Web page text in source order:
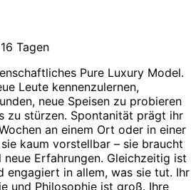
Tagen
Pure Luxury Model.
Leute kennenzulernen,
neue Speisen zu probieren
zu stürzen. Spontanität prägt ihr
an einem Ort oder in einer
kaum vorstellbar – sie braucht
Erfahrungen. Gleichzeitig ist
engagiert in allem, was sie tut. Ihr
und Philosophie ist groß. Ihre